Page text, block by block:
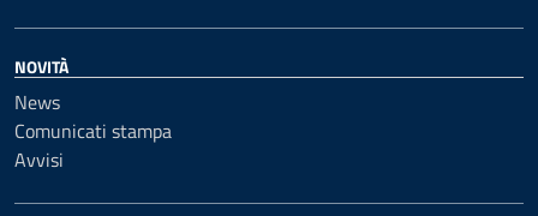
NOVITÀ
News
Comunicati stampa
Avvisi